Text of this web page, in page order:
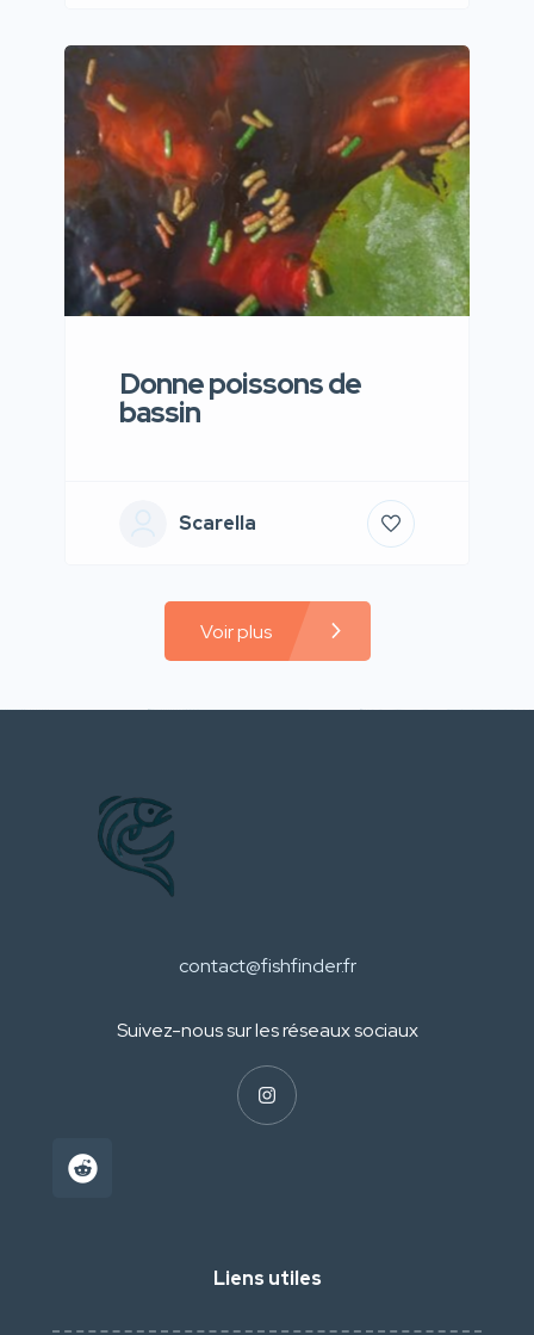
Donne poissons de
bassin
Scarella
Voir plus
contact@fishfinder.fr
Suivez-nous sur les réseaux sociaux
Liens utiles